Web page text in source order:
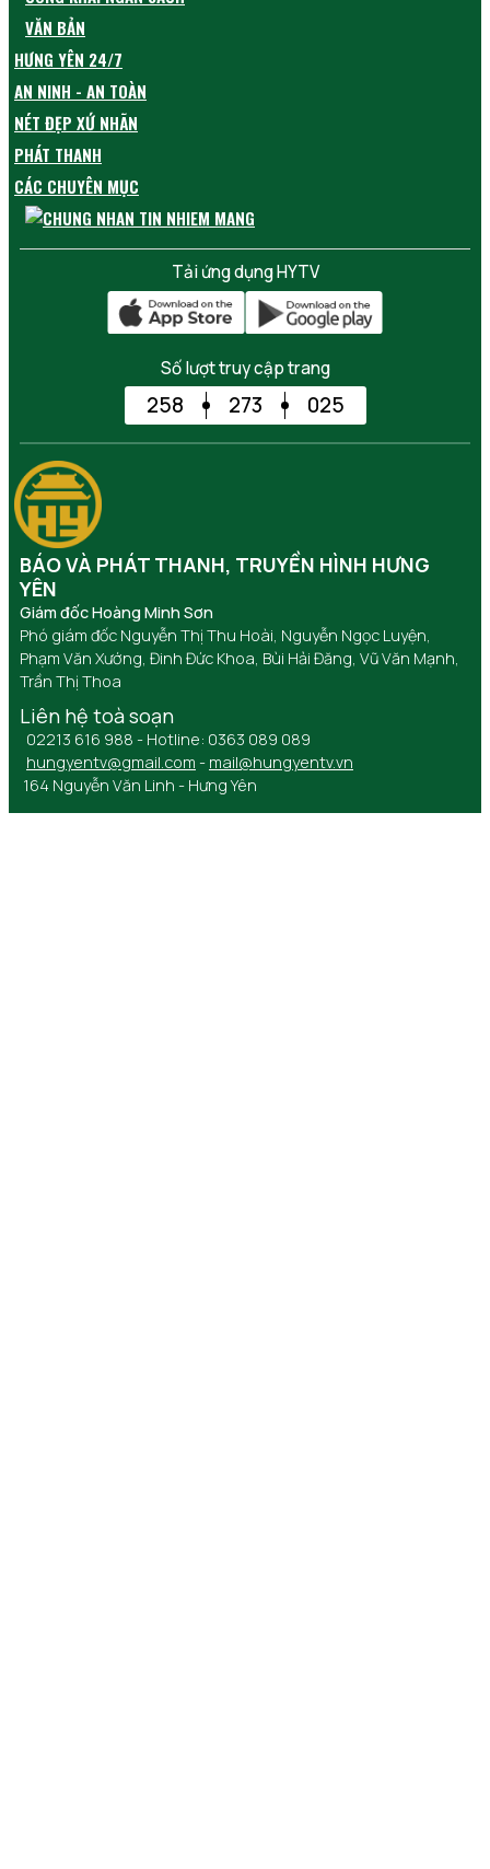
VĂN BẢN
HƯNG YÊN 24/7
AN NINH - AN TOÀN
NÉT ĐẸP XỨ NHÃN
PHÁT THANH
CÁC CHUYÊN MỤC
Tải ứng dụng HYTV
Số lượt truy cập trang
258 273 025
BÁO VÀ PHÁT THANH, TRUYỀN HÌNH HƯNG
YÊN
Giám đốc Hoàng Minh Sơn
Phó giám đốc Nguyễn Thị Thu Hoài, Nguyễn Ngọc Luyện,
Phạm Văn Xướng, Đinh Đức Khoa, Bùi Hải Đăng, Vũ Văn Mạnh,
Trần Thị Thoa
Liên hệ toà soạn
02213 616 988 - Hotline: 0363 089 089
hungyentv@gmail.com - mail@hungyentv.vn
164 Nguyễn Văn Linh - Hưng Yên